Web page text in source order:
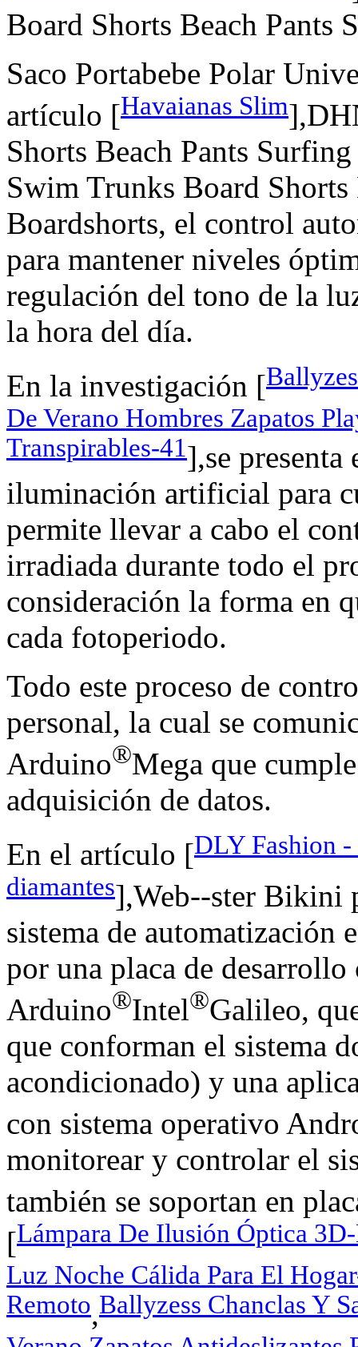
Board Shorts Beach Pants
Saco Portabebe Polar
artículo [Havaianas Slim
Shorts Beach Pants
Swim Trunks Board
Boardshorts, el control
para mantener niveles
regulación del tono de la
la hora del día.
En la investigación [
De Verano Hombres Zapatos
Transpirables-41],se presenta
iluminación artificial para
permite llevar a cabo el
irradiada durante todo el
consideración la forma en
cada fotoperiodo.
Todo este proceso de
personal, la cual se
Arduino®Mega que
adquisición de datos.
En el artículo [DLY Fashion
diamantes],Web--ster Bikini
sistema de automatización
por una placa de
Arduino®Intel®Galileo,
que conforman el sistema
acondicionado) y una
con sistema operativo
monitorear y controlar el
también se soportan en
[Lámpara De Ilusión Óptica
Luz Noche Cálida Para El
Remoto,Ballyzess Chanclas Y